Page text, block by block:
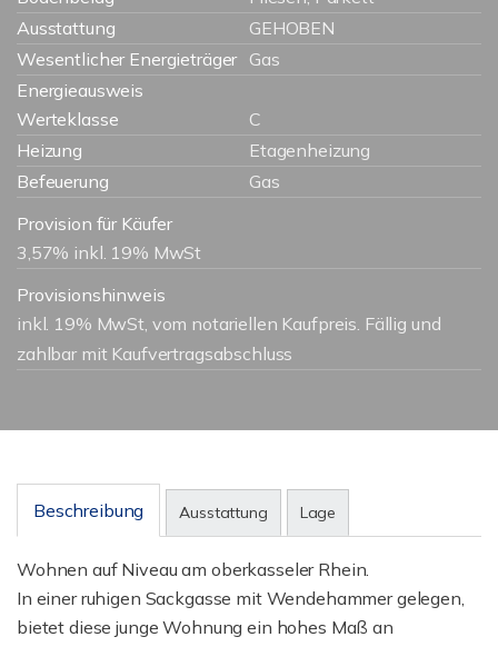
Ausstattung
GEHOBEN
Wesentlicher Energieträger Gas
Energieausweis
Werteklasse
C
Heizung
Etagenheizung
Befeuerung
Gas
Provision für Käufer
3,57% inkl. 19% MwSt
Provisionshinweis
inkl. 19% MwSt, vom notariellen Kaufpreis. Fällig und
zahlbar mit Kaufvertragsabschluss
Beschreibung Ausstattung Lage
Wohnen auf Niveau am oberkasseler Rhein.
In einer ruhigen Sackgasse mit Wendehammer gelegen,
bietet diese junge Wohnung ein hohes Maß an